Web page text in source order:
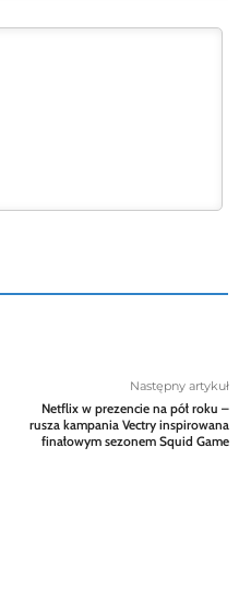
Następny artykuł
Netflix w prezencie na pół roku –
rusza kampania Vectry inspirowana
finałowym sezonem Squid Game